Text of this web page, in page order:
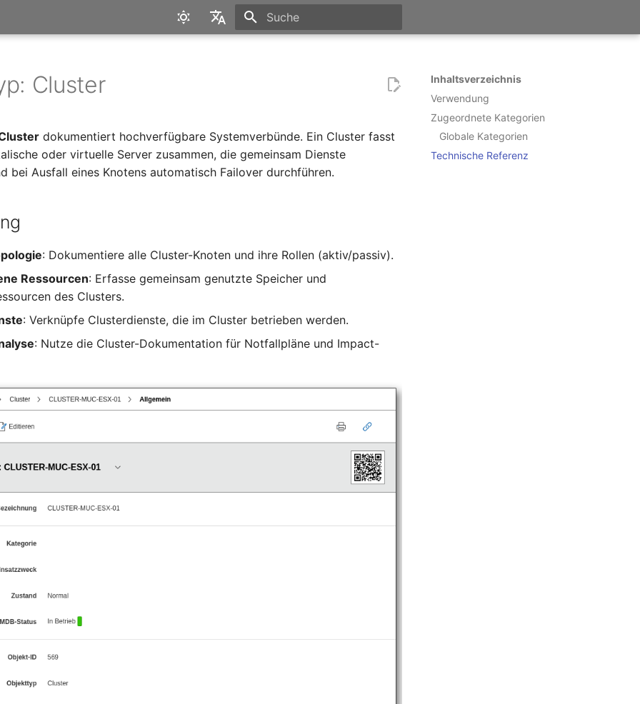
Inhaltsverzeichnis
Verwendung
Zugeordnete Kategorien
Globale Kategorien
Technische Referenz
Cluster
dokumentiert hochverfügbare Systemverbünde. Ein Cluster fasst
oder virtuelle Server zusammen, die gemeinsam Dienste
bei Ausfall eines Knotens automatisch Failover durchführen.
: Dokumentiere alle Cluster-Knoten und ihre Rollen (aktiv/passiv).
Ressourcen: Erfasse gemeinsam genutzte Speicher und
des Clusters.
: Verknüpfe Clusterdienste, die im Cluster betrieben werden.
: Nutze die Cluster-Dokumentation für Notfallpläne und Impact-